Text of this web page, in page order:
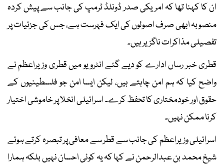
ان کا کہنا تھا کہ امریکی صدر ڈونلڈ ٹرمپ کی جانب سے پیش کردہ
منصوبہ ابھی صرف اصولوں کی ایک فہرست ہے، جس کی جزئیات پر
تفصیلی مذاکرات ناگزیر ہیں۔
قطری خبر رساں ادارے کو دیے گئے انٹرویو میں قطری وزیراعظم نے
واضح کیا کہ ہم امن چاہتے ہیں، لیکن ایسا امن جو فلسطینیوں کے
حقوق اور خودمختاری کا تحفظ کرے۔ اسرائیلی انخلا پر خاموشی اختیار
کرنا ممکن نہیں۔
اسرائیلی وزیراعظم کی جانب سے قطر سے معافی پر تبصرہ کرتے ہوئے
شیخ محمد بن عبدالرحمن نے کہا کہ یہ کوئی احسان نہیں بلکہ ہمارا